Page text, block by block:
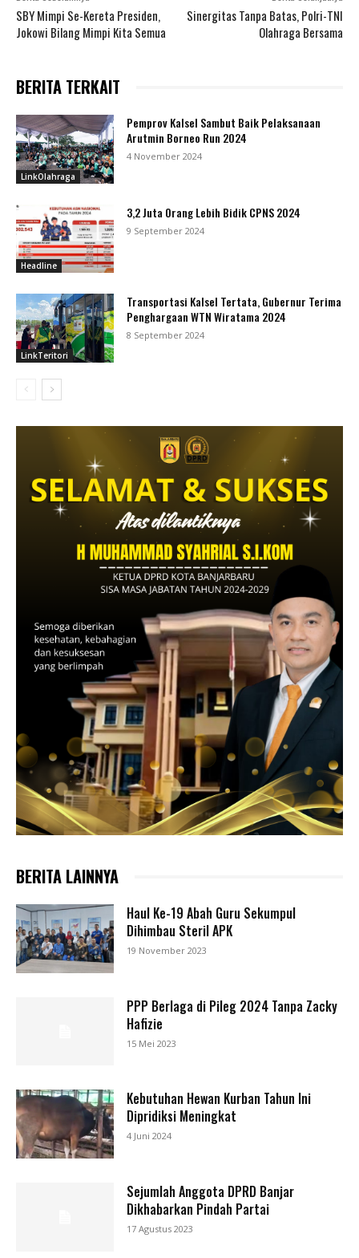
SBY Mimpi Se-Kereta Presiden,
Jokowi Bilang Mimpi Kita Semua
Sinergitas Tanpa Batas, Polri-TNI
Olahraga Bersama
BERITA TERKAIT
LinkOlahraga
Pemprov Kalsel Sambut Baik Pelaksanaan
Arutmin Borneo Run 2024
4 November 2024
Headline
3,2 Juta Orang Lebih Bidik CPNS 2024
9 September 2024
LinkTeritori
Transportasi Kalsel Tertata, Gubernur Terima
Penghargaan WTN Wiratama 2024
8 September 2024
BERITA LAINNYA
Haul Ke-19 Abah Guru Sekumpul
Dihimbau Steril APK
19 November 2023
PPP Berlaga di Pileg 2024 Tanpa Zacky
Hafizie
15 Mei 2023
Kebutuhan Hewan Kurban Tahun Ini
Dipridiksi Meningkat
4 Juni 2024
Sejumlah Anggota DPRD Banjar
Dikhabarkan Pindah Partai
17 Agustus 2023